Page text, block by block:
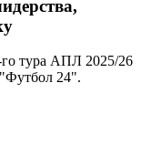
тура АПЛ 2025/26
24".